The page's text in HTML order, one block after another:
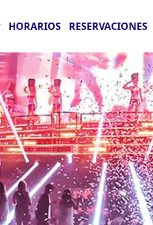
HORARIOS RESERVACIONES